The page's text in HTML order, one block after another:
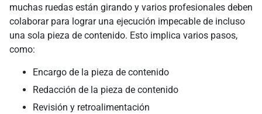
muchas ruedas están girando y varios profesionales deben
colaborar para lograr una ejecución impecable de incluso
una sola pieza de contenido. Esto implica varios pasos,
como:
Encargo de la pieza de contenido
Redacción de la pieza de contenido
Revisión y retroalimentación